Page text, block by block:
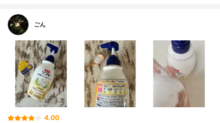
ごん
4.00